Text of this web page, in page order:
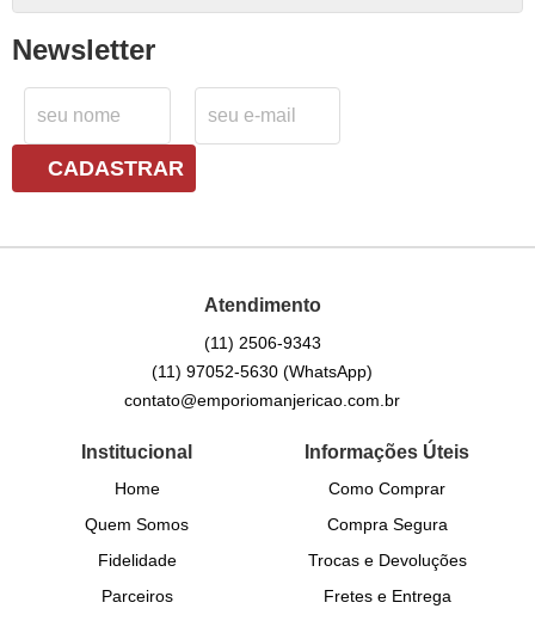
Newsletter
CADASTRAR
Atendimento
(11) 2506-9343
(11) 97052-5630(WhatsApp)
contato@emporiomanjericao.com.br
Institucional
Home
Quem Somos
Fidelidade
Parceiros
Informações Úteis
Como Comprar
Compra Segura
Trocas e Devoluções
Fretes e Entrega